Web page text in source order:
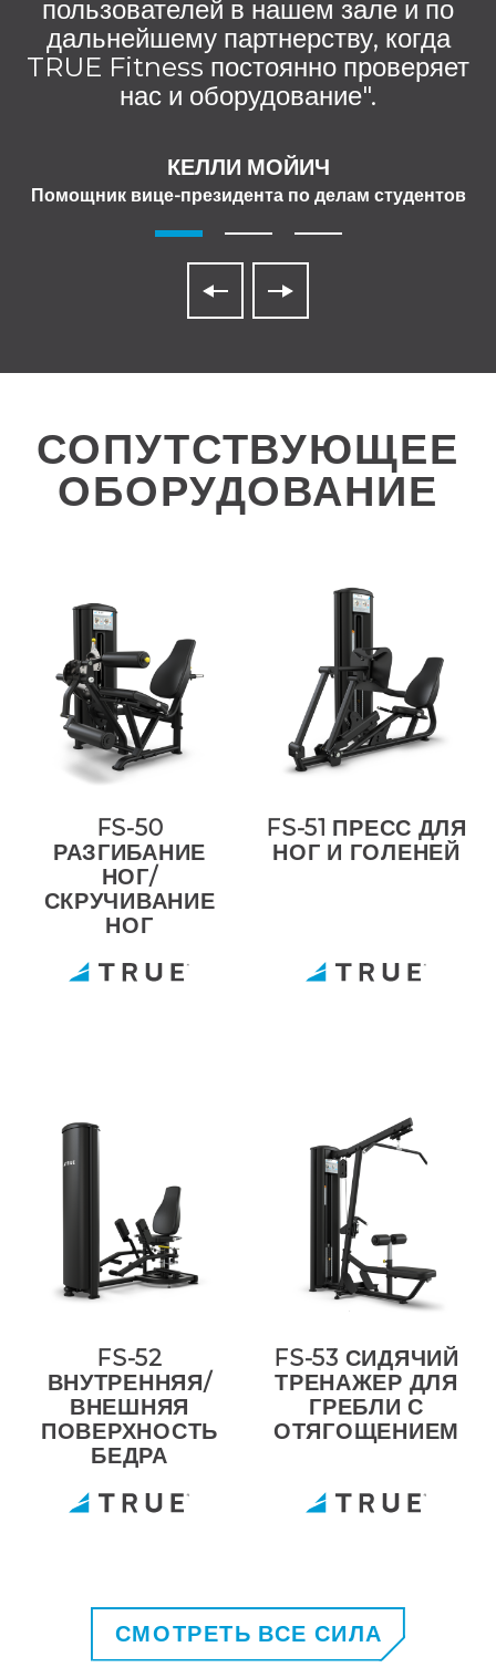
пользователей в нашем зале и по
дальнейшему партнерству, когда
TRUE Fitness постоянно проверяет
нас и оборудование".
КЕЛЛИ МОЙИЧ
Помощник вице-президента по делам студентов
СОПУТСТВУЮЩЕЕ
ОБОРУДОВАНИЕ
FS-50
РАЗГИБАНИЕ
НОГ/
СКРУЧИВАНИЕ
НОГ
FS-51 ПРЕСС ДЛЯ
НОГ И ГОЛЕНЕЙ
FS-52
ВНУТРЕННЯЯ/
ВНЕШНЯЯ
ПОВЕРХНОСТЬ
БЕДРА
FS-53 СИДЯЧИЙ
ТРЕНАЖЕР ДЛЯ
ГРЕБЛИ С
ОТЯГОЩЕНИЕМ
СМОТРЕТЬ ВСЕ СИЛА